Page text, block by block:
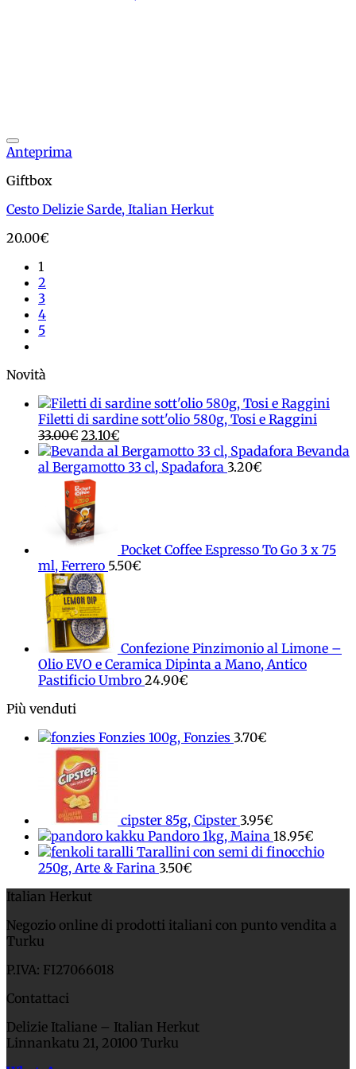
Anteprima
Giftbox
Cesto Delizie Sarde, Italian Herkut
20.00€
1
2
3
4
5
Novità
Filetti di sardine sott'olio 580g, Tosi e Raggini
33.00€ Il
prezzo
originale
era:
33.00€.
23.10€Il
prezzo
attuale
Bevanda
al Bergamotto 33 cl, Spadafora 3.20€
Pocket Coffee Espresso To Go 3 x 75
ml, Ferrero 5.50€
Confezione Pinzimonio al Limone –
Olio EVO e Ceramica Dipinta a Mano, Antico
Pastificio Umbro 24.90€
Più venduti
Fonzies 100g, Fonzies 3.70€
cipster 85g, Cipster 3.95€
Pandoro 1kg, Maina 18.95€
Tarallini con semi di finocchio
250g, Arte & Farina 3.50€
Italian Herkut
Negozio online di prodotti italiani con punto vendita a
Turku
P.IVA: FI27066018
Contattaci
Delizie Italiane – Italian Herkut
Linnankatu 21, 20100 Turku